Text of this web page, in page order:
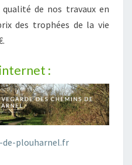
de nos travaux en
des trophées de la vie
:
plouharnel.fr